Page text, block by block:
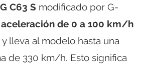
C63 S modificado por G-
aceleración de 0 a 100 km/h
y lleva al modelo hasta una
de 330 km/h. Esto significa